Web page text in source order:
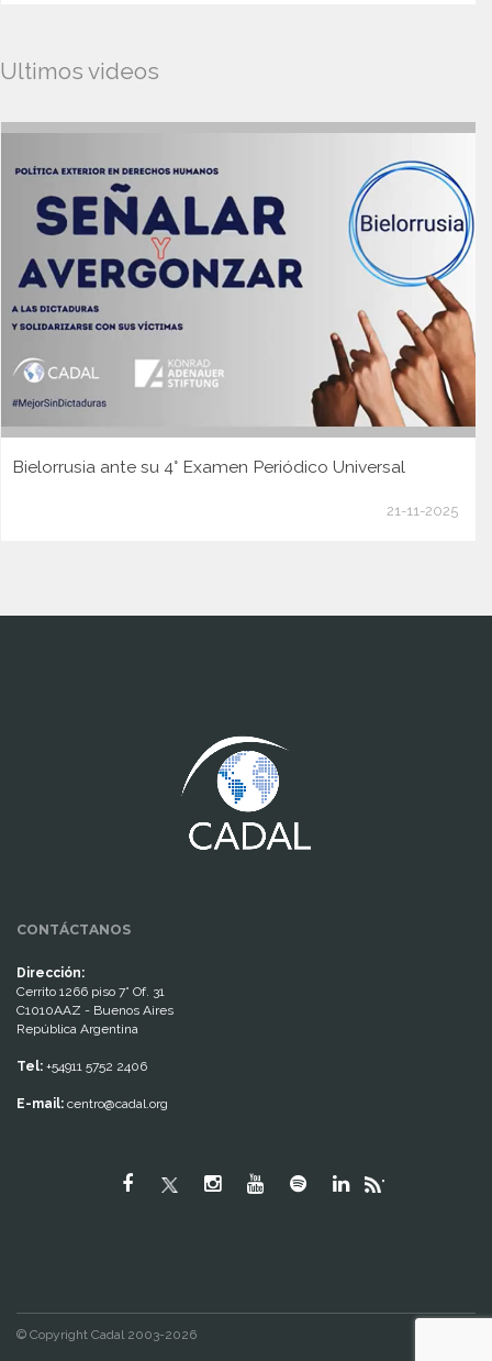
Ultimos videos
Bielorrusia ante su 4° Examen Periódico Universal
21-11-2025
CONTÁCTANOS
Dirección:
Cerrito 1266 piso 7° Of. 31
C1010AAZ - Buenos Aires
República Argentina
Tel: +54911 5752 2406
E-mail: centro@cadal.org
"
© Copyright Cadal 2003-2026